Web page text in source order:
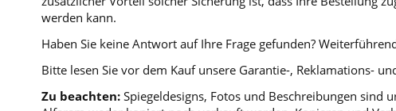
werden kann.
Haben Sie keine Antwort auf Ihre Frage gefunden?
Bitte lesen Sie vor dem Kauf unsere Garantie-, Reklamations-
Zu beachten: Spiegeldesigns, Fotos und Beschreibungen sind